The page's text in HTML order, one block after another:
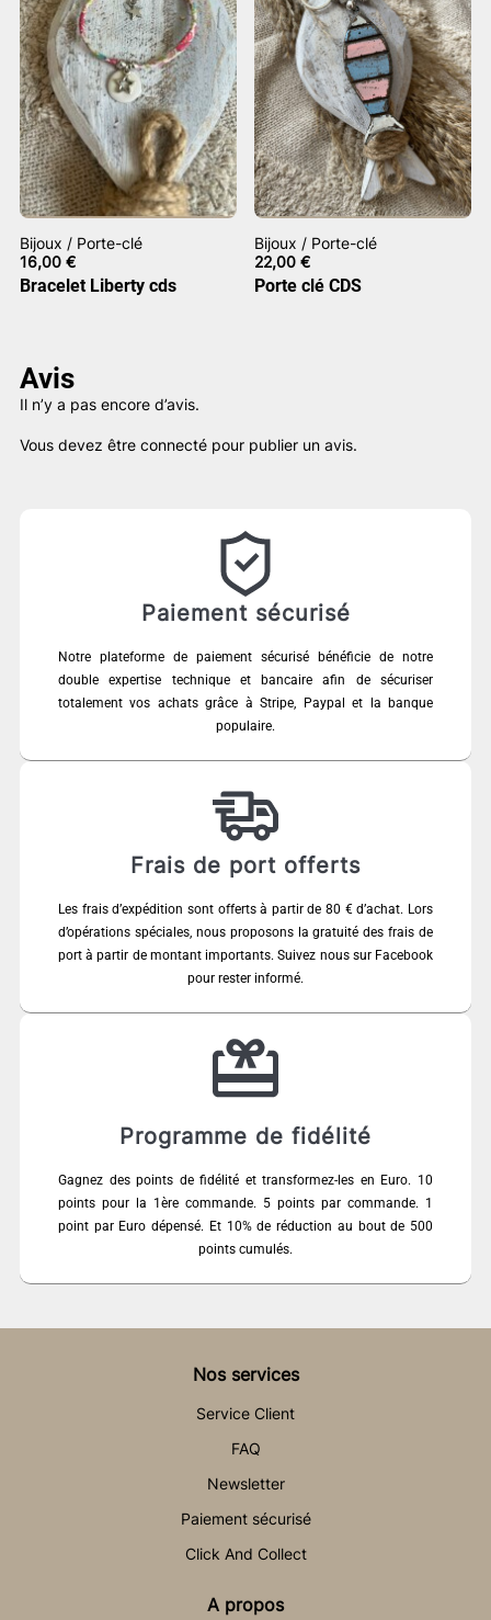
Bijoux / Porte-clé
16,00 €
Bracelet Liberty cds
Bijoux / Porte-clé
22,00€
Porte clé CDS
Avis
Il n’y a pas encore d’avis.
Vous devez être connecté pour publier un avis.
Paiement sécurisé
Notre plateforme de paiement sécurisé bénéficie de notre
double expertise technique et bancaire afin de sécuriser
totalement vos achats grâce à Stripe, Paypal et la banque
populaire.
Frais de port offerts
Les frais d’expédition sont offerts à partir de 80 € d’achat. Lors
d’opérations spéciales, nous proposons la gratuité des frais de
port à partir de montant importants. Suivez nous sur Facebook
pour rester informé.
Programme de fidélité
Gagnez des points de fidélité et transformez-les en Euro. 10
points pour la 1ère commande. 5 points par commande. 1
point par Euro dépensé. Et 10% de réduction au bout de 500
points cumulés.
Nos services
Service Client
FAQ
Newsletter
Paiement sécurisé
Click And Collect
A propos